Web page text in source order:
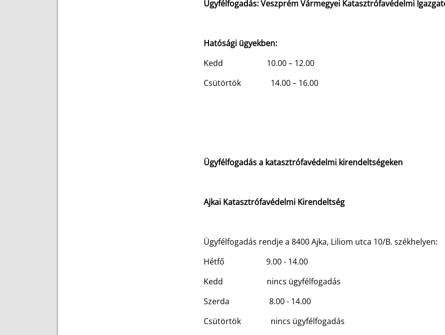
Ügyfélfogadás: Veszprém Vármegyei Katasztrófavédelmi
Hatósági ügyekben:
Kedd 10.00 – 12.00
Csütörtök 14.00 – 16.00
Ügyfélfogadás a katasztrófavédelmi kirendeltségeken
Ajkai Katasztrófavédelmi Kirendeltség
Ügyfélfogadás rendje a 8400 Ajka, Liliom utca 10/B. székhelyen:
Hétfő 9.00 - 14.00
Kedd nincs ügyfélfogadás
Szerda 8.00 - 14.00
Csütörtök nincs ügyfélfogadás